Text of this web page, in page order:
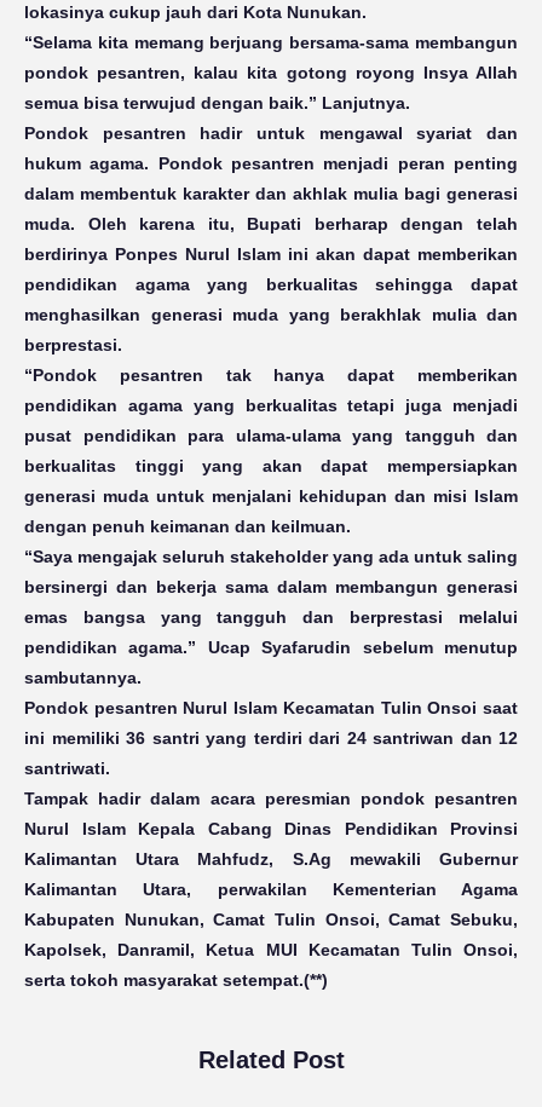
lokasinya cukup jauh dari Kota Nunukan.
“Selama kita memang berjuang bersama-sama membangun
pondok pesantren, kalau kita gotong royong Insya Allah
semua bisa terwujud dengan baik.” Lanjutnya.
Pondok pesantren hadir untuk mengawal syariat dan
hukum agama. Pondok pesantren menjadi peran penting
dalam membentuk karakter dan akhlak mulia bagi generasi
muda. Oleh karena itu, Bupati berharap dengan telah
berdirinya Ponpes Nurul Islam ini akan dapat memberikan
pendidikan agama yang berkualitas sehingga dapat
menghasilkan generasi muda yang berakhlak mulia dan
berprestasi.
“Pondok pesantren tak hanya dapat memberikan
pendidikan agama yang berkualitas tetapi juga menjadi
pusat pendidikan para ulama-ulama yang tangguh dan
berkualitas tinggi yang akan dapat mempersiapkan
generasi muda untuk menjalani kehidupan dan misi Islam
dengan penuh keimanan dan keilmuan.
“Saya mengajak seluruh stakeholder yang ada untuk saling
bersinergi dan bekerja sama dalam membangun generasi
emas bangsa yang tangguh dan berprestasi melalui
pendidikan agama.” Ucap Syafarudin sebelum menutup
sambutannya.
Pondok pesantren Nurul Islam Kecamatan Tulin Onsoi saat
ini memiliki 36 santri yang terdiri dari 24 santriwan dan 12
santriwati.
Tampak hadir dalam acara peresmian pondok pesantren
Nurul Islam Kepala Cabang Dinas Pendidikan Provinsi
Kalimantan Utara Mahfudz, S.Ag mewakili Gubernur
Kalimantan Utara, perwakilan Kementerian Agama
Kabupaten Nunukan, Camat Tulin Onsoi, Camat Sebuku,
Kapolsek, Danramil, Ketua MUI Kecamatan Tulin Onsoi,
serta tokoh masyarakat setempat.(**)
Related Post